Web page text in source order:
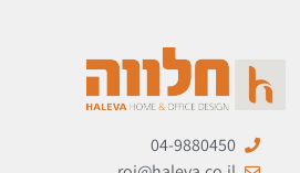
04-9880450